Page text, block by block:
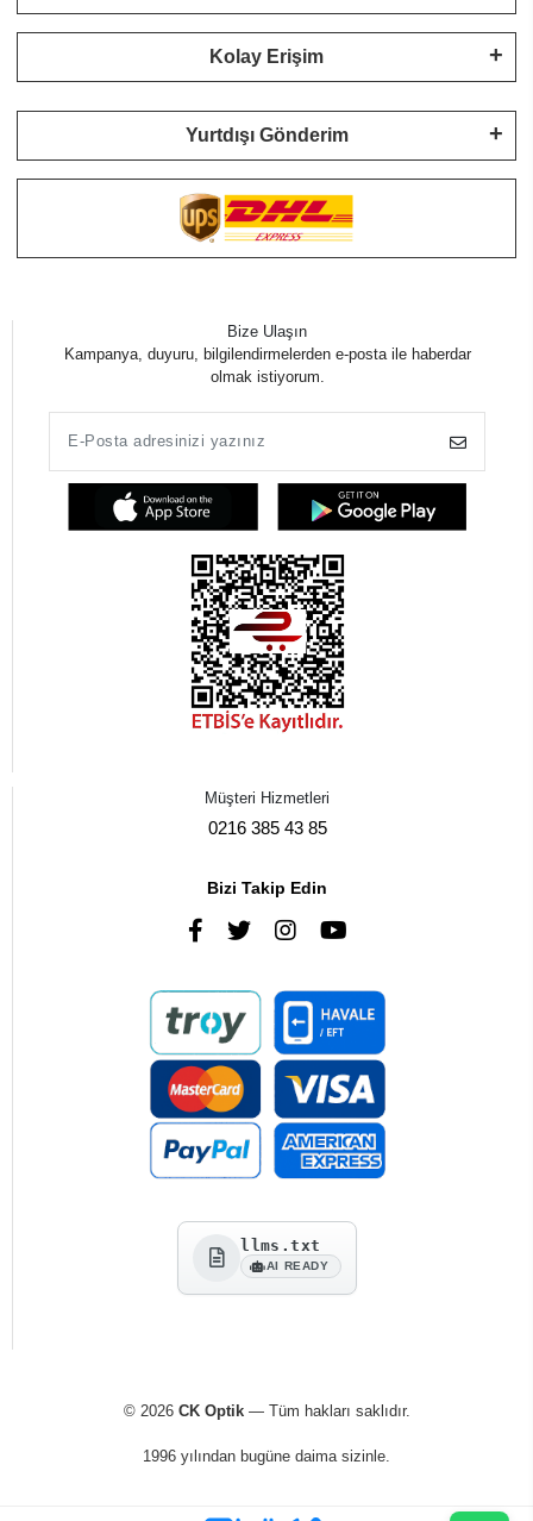
Kolay Erişim
Yurtdışı Gönderim
Bize Ulaşın
Kampanya, duyuru, bilgilendirmelerden e-posta ile haberdar
olmak istiyorum.
Müşteri Hizmetleri
0216 385 43 85
Bizi Takip Edin
llms.txt
AI READY
© 2026 CK Optik— Tüm hakları saklıdır.
1996 yılından bugüne daima sizinle.